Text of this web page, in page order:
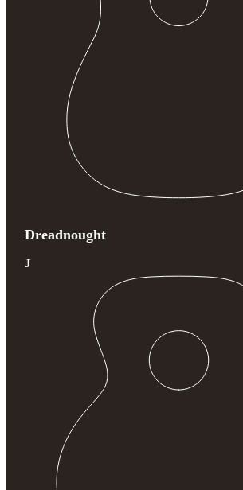
Dreadnought
J